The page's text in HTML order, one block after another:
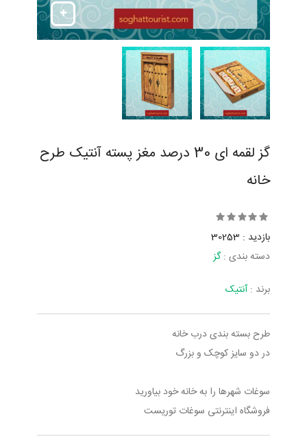
گز لقمه ای 30 درصد مغز پسته آنتیک طرح
خانه
بازدید : 30253
دسته بندی :گز
برند :آنتیک
طرح بسته بندی درب خانه
در دو سایز کوچک و بزرگ
سوغات شهرها را به خانه خود بیاورید
فروشگاه اینترنتی سوغات توریست